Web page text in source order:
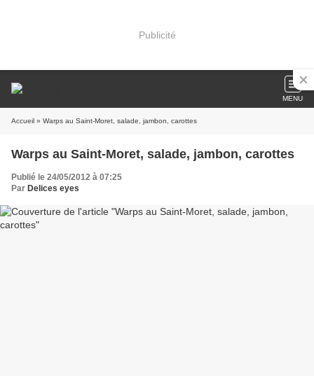
Publicité
MENU
Accueil » Warps au Saint-Moret, salade, jambon, carottes
Warps au Saint-Moret, salade, jambon, carottes
Publié le 24/05/2012 à 07:25
Par Delices eyes